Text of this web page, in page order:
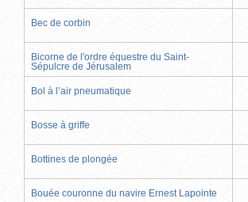
Bec de corbin
Bicorne de l'ordre équestre du Saint-
Sépulcre de Jérusalem
Bol à l’air pneumatique
Bosse à griffe
Bottines de plongée
Bouée couronne du navire Ernest Lapointe